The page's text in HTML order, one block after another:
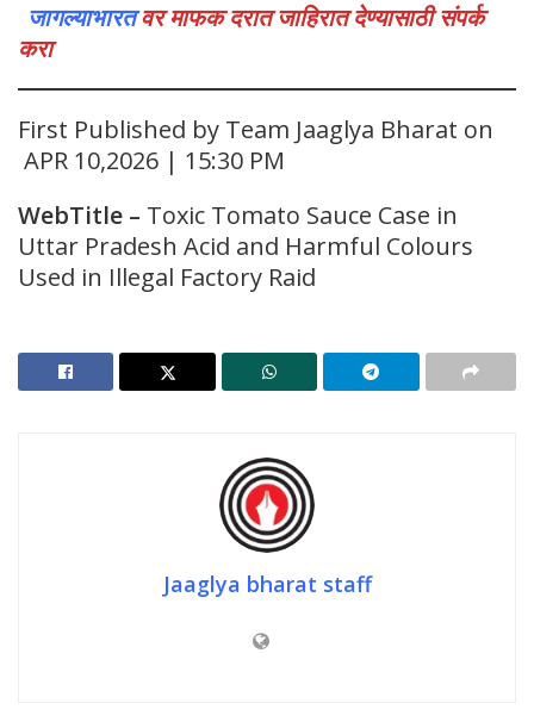
जागल्याभारतवर माफक दरात जाहिरात देण्यासाठी संपर्क
करा
First Published by Team Jaaglya Bharat on
APR 10,2026 | 15:30 PM
WebTitle – Toxic Tomato Sauce Case in
Uttar Pradesh Acid and Harmful Colours
Used in Illegal Factory Raid
Jaaglya bharat staff